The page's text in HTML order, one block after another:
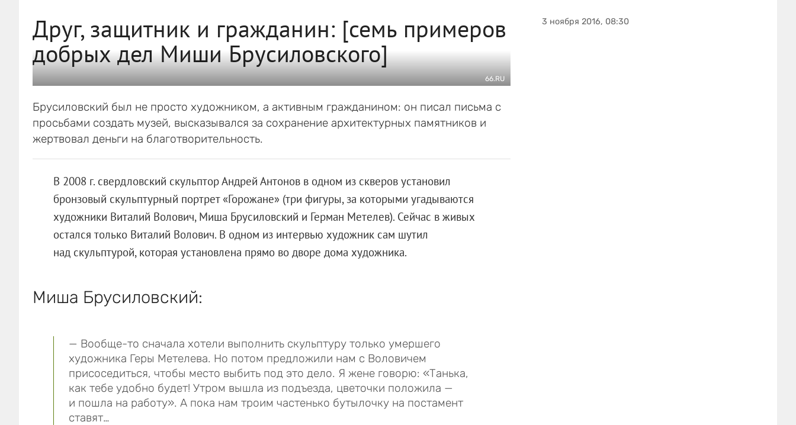
Друг, защитник и гражданин: [семь примеров
добрых дел Миши Брусиловского]
66.RU
Брусиловский был не просто художником, а активным гражданином: он писал письма с
просьбами создать музей, высказывался за сохранение архитектурных памятников и
жертвовал деньги на благотворительность.
В 2008 г. свердловский скульптор Андрей Антонов в одном из скверов установил
бронзовый скульптурный портрет «Горожане» (три фигуры, за которыми угадываются
художники Виталий Волович, Миша Брусиловский и Герман Метелев). Сейчас в живых
остался только Виталий Волович. В одном из интервью художник сам шутил
над скульптурой, которая установлена прямо во дворе дома художника.
Миша Брусиловский:
— Вообще-то сначала хотели выполнить скульптуру только умершего
художника Геры Метелева. Но потом предложили нам с Воловичем
присоседиться, чтобы место выбить под это дело. Я жене говорю: «Танька,
как тебе удобно будет! Утром вышла из подъезда, цветочки положила —
и пошла на работу». А пока нам троим частенько бутылочку на постамент
ставят…
3 ноября 2016, 08:30